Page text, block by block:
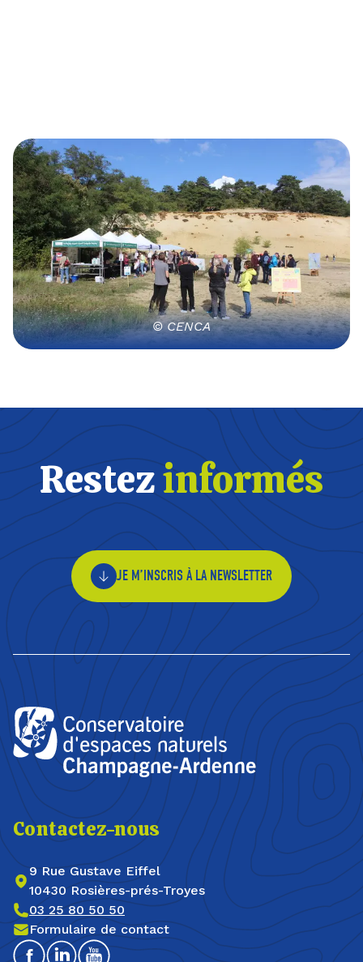
© CENCA
Restezinformés
JE M’INSCRIS À LA NEWSLETTER
Contactez-nous
9 Rue Gustave Eiffel
10430 Rosières-prés-Troyes
03 25 80 50 50
Formulaire de contact